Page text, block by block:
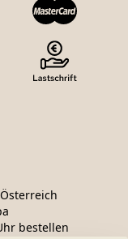
bestellen